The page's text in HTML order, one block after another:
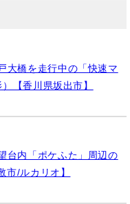
大橋を走行中の「快速マ
【香川県坂出市】
内「ポケふた」周辺の
市/ルカリオ】
」の開催地をサプライズ